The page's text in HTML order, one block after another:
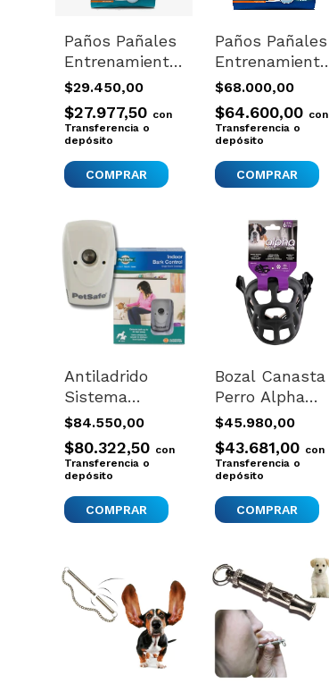
Paños Pañales
Entrenamiento
Perro Adhesivo
60x40 Cancat
X50
$29.450,00
$27.977,50 con
Transferencia o
depósito
Paños Pañales
Entrenamiento
Perros 60x40
Cancat X100 -
Blanco
$68.000,00
$64.600,00 con
Transferencia o
depósito
Antiladrido
Sistema
Ultrasonico
Adiestrador
Petsafe Interior
Gris
$84.550,00
$80.322,50 con
Transferencia o
depósito
Bozal Canasta
Perro Alpha
Zeus Nº6
Calidad
Comodo
Importado
$45.980,00
$43.681,00 con
Transferencia o
depósito